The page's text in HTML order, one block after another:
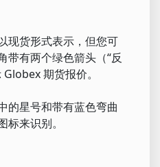
现货形式表示，但您可
带有两个绿色箭头（“反
期货报价。
的星号和带有蓝色弯曲
来识别。